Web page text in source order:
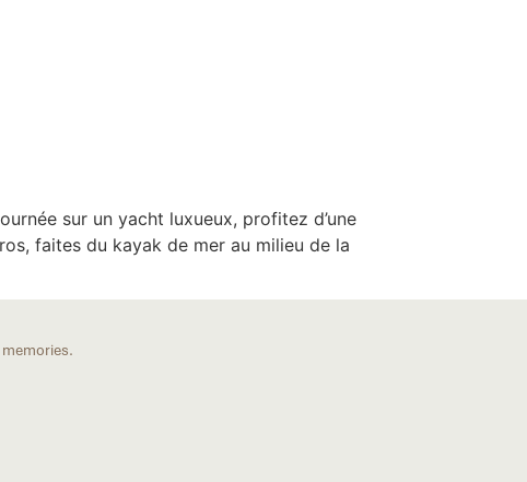
sur un yacht luxueux, profitez d’une
faites du kayak de mer au milieu de la